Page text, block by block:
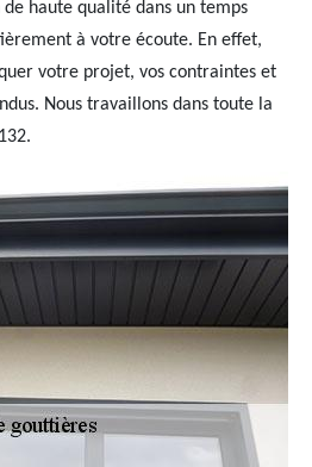
haute qualité dans un temps
à votre écoute. En effet,
votre projet, vos contraintes et
Nous travaillons dans toute la